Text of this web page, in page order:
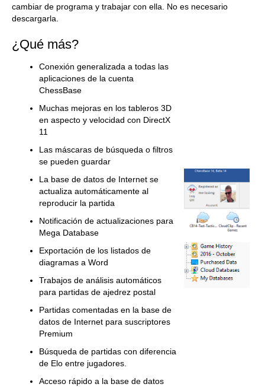
cambiar de programa y trabajar con ella. No es necesario
descargarla.
¿Qué más?
Conexión generalizada a todas las
aplicaciones de la cuenta
ChessBase
Muchas mejoras en los tableros 3D
en aspecto y velocidad con DirectX
11
Las máscaras de búsqueda o filtros
se pueden guardar
La base de datos de Internet se
actualiza automáticamente al
reproducir la partida
Notificación de actualizaciones para
Mega Database
Exportación de los listados de
diagramas a Word
Trabajos de análisis automáticos
para partidas de ajedrez postal
Partidas comentadas en la base de
datos de Internet para suscriptores
Premium
Búsqueda de partidas con diferencia
de Elo entre jugadores.
Acceso rápido a la base de datos